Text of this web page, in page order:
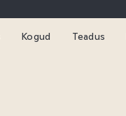
Kogud Teadus